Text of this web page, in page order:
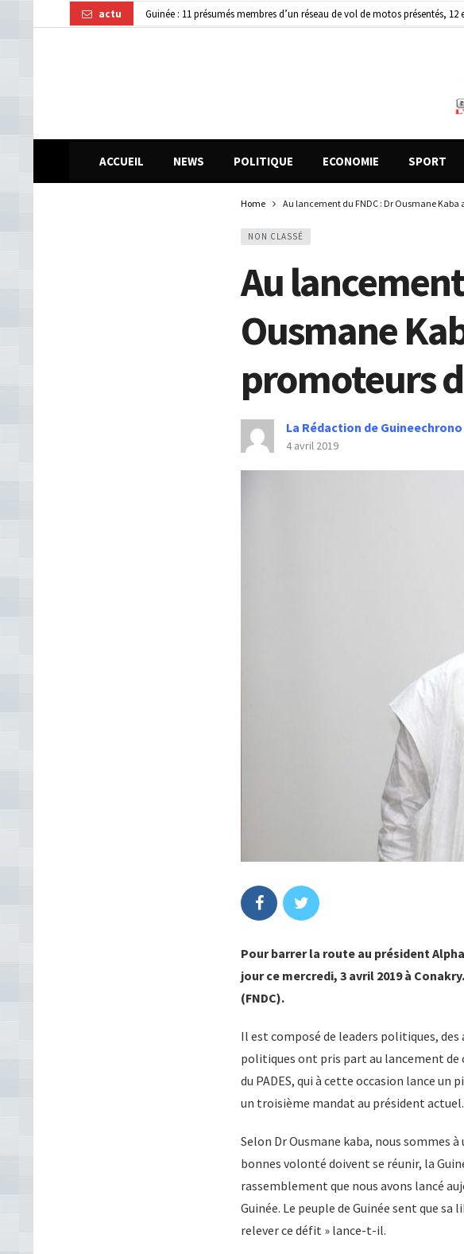
actu Guinée : 11 présumés membres d’un réseau de vol de motos présentés, 12
Journée internationale de la Femme africaine : la présidente de
ACCUEIL NEWS POLITIQUE ECONOMIE SPORT
Home Au lancement du FNDC : Dr Ousmane
NON CLASSÉ
Au
Ousmane
promoteurs
La Rédaction de Guineechrono
4 avril 2019
Pour barrer la route au président
jour ce mercredi, 3 avril 2019 à
(FNDC).
Il est composé de leaders politiques,
politiques ont pris part au lancement de
du PADES, qui à cette occasion lance
un troisième mandat au président actuel.
Selon Dr Ousmane kaba, nous sommes
bonnes volonté doivent se réunir, la
rassemblement que nous avons lancé
Guinée. Le peuple de Guinée sent que
relever ce défit » lance-t-il.